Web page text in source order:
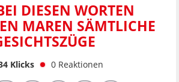
DIESEN WORTEN
MAREN SÄMTLICHE
Klicks 0 Reaktionen